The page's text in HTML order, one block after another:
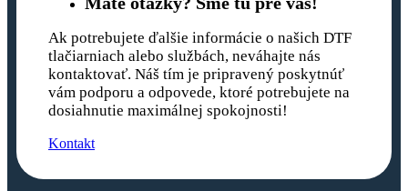
Ak potrebujete ďalšie informácie o našich DTF
tlačiarniach alebo službách, neváhajte nás
kontaktovať. Náš tím je pripravený poskytnúť
vám podporu a odpovede, ktoré potrebujete na
dosiahnutie maximálnej spokojnosti!
Kontakt